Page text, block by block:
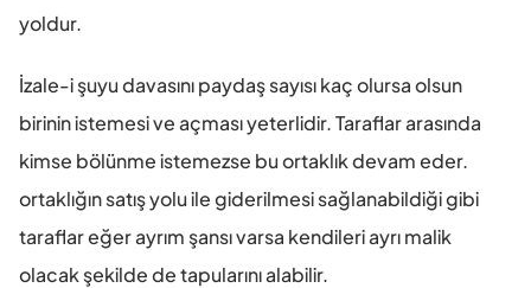
yoldur.
İzale-i şuyu davasını paydaş sayısı kaç olursa olsun
birinin istemesi ve açması yeterlidir. Taraflar arasında
kimse bölünme istemezse bu ortaklık devam eder.
ortaklığın satış yolu ile giderilmesi sağlanabildiği gibi
taraflar eğer ayrım şansı varsa kendileri ayrı malik
olacak şekilde de tapularını alabilir.